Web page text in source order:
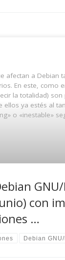
afectan a Debian
En este, como
la totalidad) son
ellos ya estés al
o «inestable»
con
…
Debian